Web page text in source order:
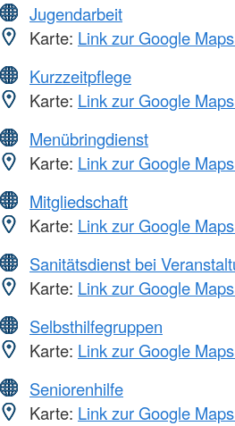
Jugendarbeit
Karte: Link zur Google
Kurzzeitpflege
Karte: Link zur Google
Menübringdienst
Karte: Link zur Google
Mitgliedschaft
Karte: Link zur Google
Sanitätsdienst bei
Karte: Link zur Google
Selbsthilfegruppen
Karte: Link zur Google
Seniorenhilfe
Karte: Link zur Google